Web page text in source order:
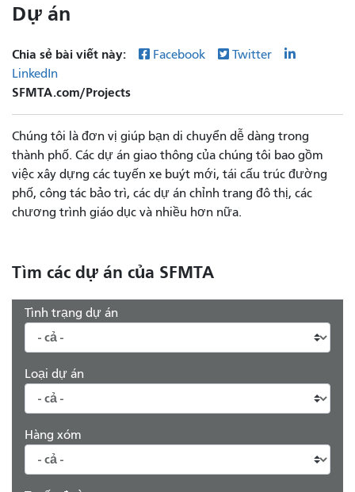
Dự án
Chia sẻ bài viết này: Facebook
Twitter
LinkedIn
SFMTA.com/Projects
Chúng tôi là đơn vị giúp bạn di chuyển dễ dàng trong
thành phố. Các dự án giao thông của chúng tôi bao gồm
việc xây dựng các tuyến xe buýt mới, tái cấu trúc đường
phố, công tác bảo trì, các dự án chỉnh trang đô thị, các
chương trình giáo dục và nhiều hơn nữa.
Tìm các dự án của SFMTA
Tình trạng dự án
Loại dự án
Hàng xóm